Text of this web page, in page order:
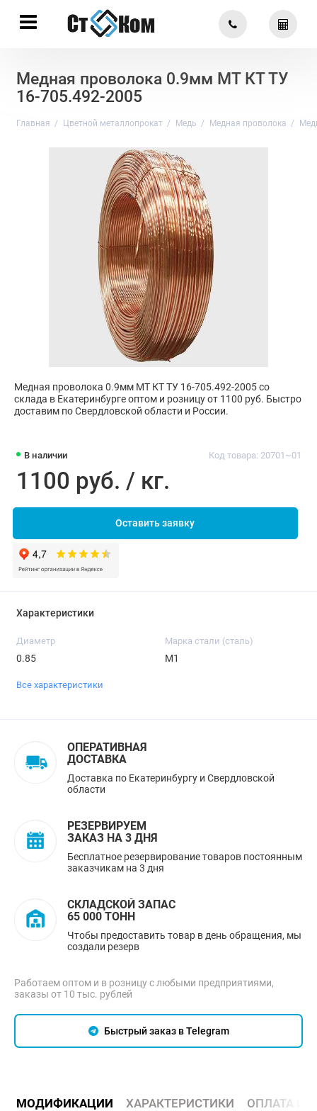
Медная проволока 0.9мм МТ КТ ТУ
16-705.492-2005
Главная Цветной металлопрокат Медь Медная проволока
В наличии Код товара: 20701~01
1100 руб. / кг.
Оставить заявку
Медная проволока 0.9мм МТ КТ ТУ 16-705.492-2005 со
склада в Екатеринбурге оптом и розницу от 1100 руб. Быстро
доставим по Свердловской области и России.
Характеристики
Диаметр
0.85
Марка стали (сталь)
М1
Все характеристики
ОПЕРАТИВНАЯ
ДОСТАВКА
Доставка по Екатеринбургу и Свердловской
области
РЕЗЕРВИРУЕМ
ЗАКАЗ НА 3 ДНЯ
Бесплатное резервирование товаров постоянным
заказчикам на 3 дня
СКЛАДСКОЙ ЗАПАС
65 000 ТОНН
Чтобы предоставить товар в день обращения, мы
создали резерв
Работаем оптом и в розницу с любыми предприятиями,
заказы от 10 тыс. рублей
Быстрый заказ в Telegram
МОДИФИКАЦИИ ХАРАКТЕРИСТИКИ ОПЛАТА И